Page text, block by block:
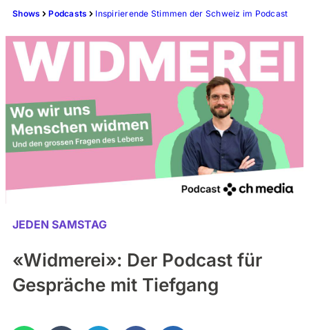
Shows Podcasts Inspirierende Stimmen der Schweiz im Podcast
JEDEN SAMSTAG
«Widmerei»: Der Podcast für
Gespräche mit Tiefgang